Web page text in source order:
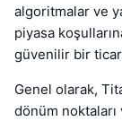
algoritmalar ve
piyasa
güvenilir bir
Genel olarak,
dönüm